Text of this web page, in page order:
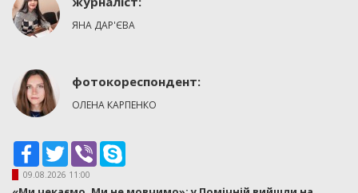
ЯНА ДАР'ЄВА
фотокореспондент:
ОЛЕНА КАРПЕНКО
Facebook
TwitterViber
09.08.2026 11:00